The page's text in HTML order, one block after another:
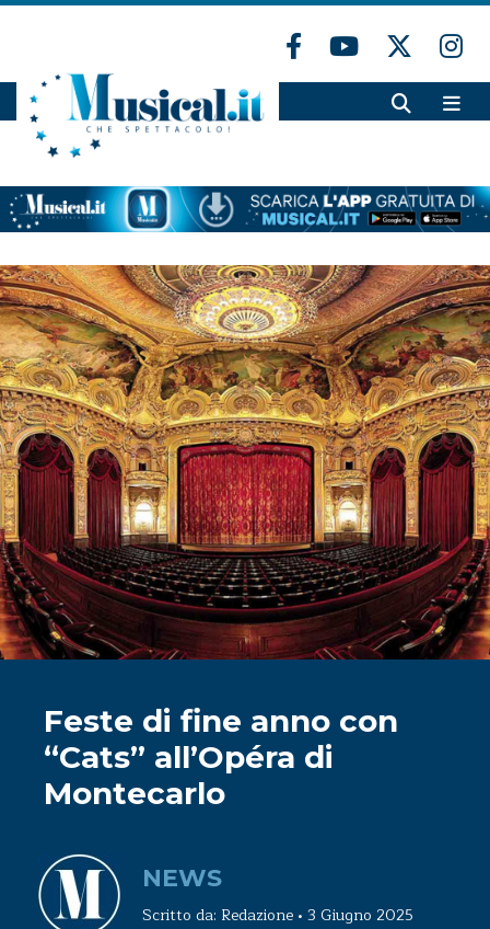
Feste di fine anno con
“Cats” all’Opéra di
Montecarlo
NEWS
Scritto da: Redazione • 3 Giugno 2025